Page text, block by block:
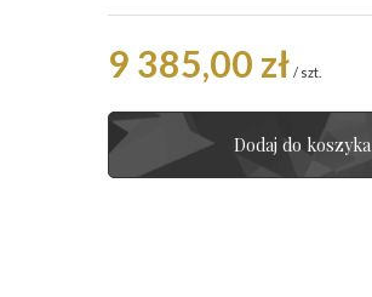
9 385,00 zł / szt.
Dodaj do koszyka